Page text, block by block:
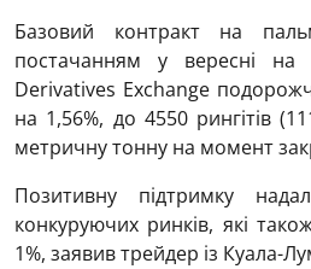
Базовий контракт на
постачанням у вересні на
Derivatives Exchange
на 1,56%, до 4550 рингітів
метричну тонну на момент
Позитивну підтримку
конкуруючих ринків, які
1%, заявив трейдер із Куала-